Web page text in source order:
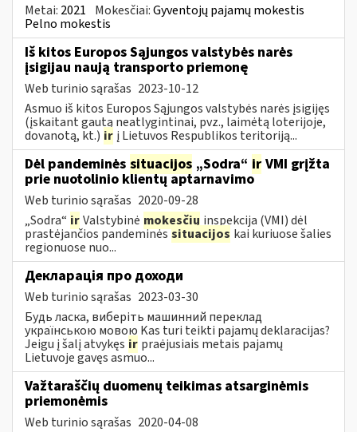
Metai: 2021 Mokesčiai:Gyventojų pajamų mokestis
Pelno mokestis
Iš kitos Europos Sąjungos valstybės narės
įsigijau naują transporto priemonę
Web turinio sąrašas 2023-10-12
Asmuo iš kitos Europos Sąjungos valstybės narės įsigijęs
(įskaitant gautą neatlygintinai, pvz., laimėtą loterijoje,
dovanotą, kt.) ir į Lietuvos Respublikos teritoriją...
Dėl pandeminės situacijos „Sodra“ ir VMI grįžta
prie nuotolinio klientų aptarnavimo
Web turinio sąrašas 2020-09-28
„Sodra“ irValstybinė mokesčių inspekcija (VMI) dėl
prastėjančios pandeminėssituacijos kai kuriuose šalies
regionuose nuo...
Декларація про доходи
Web turinio sąrašas 2023-03-30
Будь ласка, виберіть машинний переклад
українською мовою Kas turi teikti pajamų deklaracijas?
Jeigu į šalį atvykęs ir praėjusiais metais pajamų
Lietuvoje gavęs asmuo...
Važtaraščių duomenų teikimas atsarginėmis
priemonėmis
Web turinio sąrašas 2020-04-08